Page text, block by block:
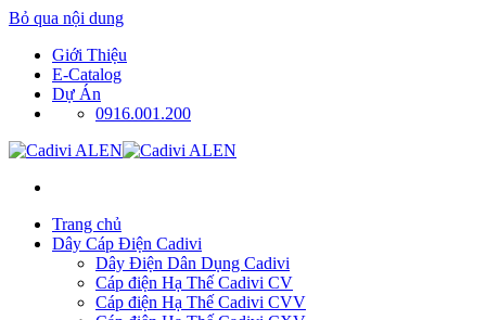
Bỏ qua nội dung
Giới Thiệu
E-Catalog
Dự Án
0916.001.200
Trang chủ
Dây Cáp Điện Cadivi
Dây Điện Dân Dụng Cadivi
Cáp điện Hạ Thế Cadivi CV
Cáp điện Hạ Thế Cadivi CVV